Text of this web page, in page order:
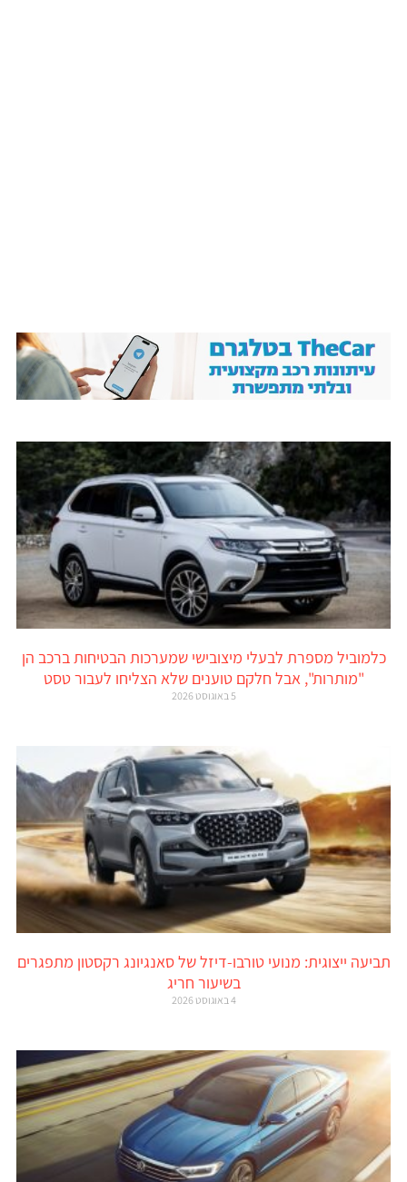
כלמוביל מספרת לבעלי מיצובישי שמערכות הבטיחות ברכב הן
"מותרות", אבל חלקם טוענים שלא הצליחו לעבור טסט
5 באוגוסט 2026
תביעה ייצוגית: מנועי טורבו-דיזל של סאנגיונג רקסטון מתפגרים
בשיעור חריג
4 באוגוסט 2026